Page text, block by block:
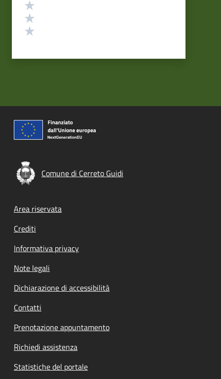
Comune di Cerreto Guidi
Footer menu
Area riservata
Crediti
Informativa privacy
Note legali
Dichiarazione di accessibilità
Contatti
Prenotazione appuntamento
Richiedi assistenza
Statistiche del portale